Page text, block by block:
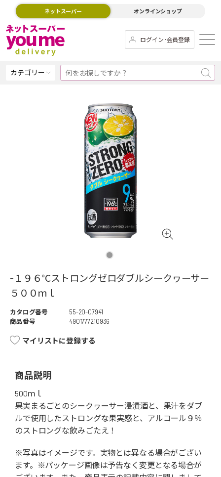
ネットスーパー オンラインショップ
ログイン･会員登録
カテゴリー
-１９６℃ストロングゼロダブルシークヮーサー
５００ｍｌ
カタログ番号
55-20-07941
商品番号
4901777210936
マイリストに登録する
商品説明
500ｍｌ
果実まるごとのシークヮーサー浸漬酒と、果汁をダブ
ルで使用したストロングな果実感と、アルコール９％
のストロングな飲みごたえ！
※写真はイメージです。実物とは異なる場合がござい
ます。※パッケージ画像は予告なく変更となる場合が